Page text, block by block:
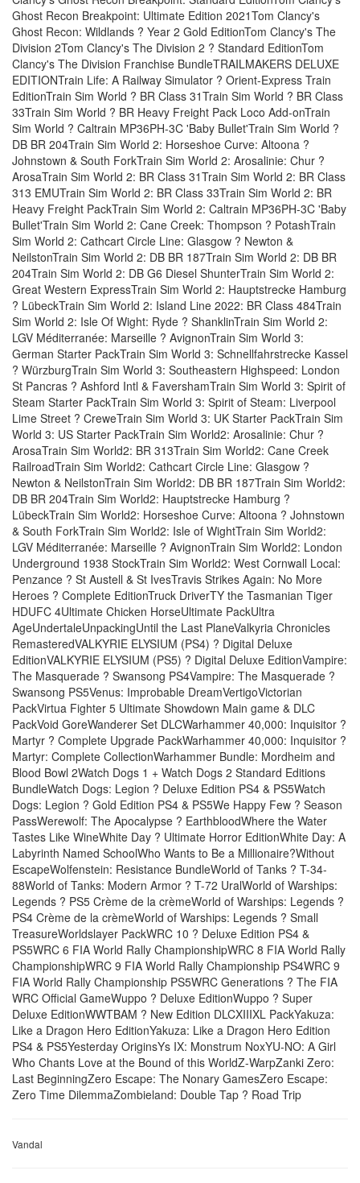
Ghost Recon Breakpoint: Ultimate Edition 2021Tom Clancy's
Ghost Recon: Wildlands ? Year 2 Gold EditionTom Clancy's The
Division 2Tom Clancy's The Division 2 ? Standard EditionTom
Clancy's The Division Franchise BundleTRAILMAKERS DELUXE
EDITIONTrain Life: A Railway Simulator ? Orient-Express Train
EditionTrain Sim World ? BR Class 31Train Sim World ? BR Class
33Train Sim World ? BR Heavy Freight Pack Loco Add-onTrain
Sim World ? Caltrain MP36PH-3C 'Baby Bullet'Train Sim World ?
DB BR 204Train Sim World 2: Horseshoe Curve: Altoona ?
Johnstown & South ForkTrain Sim World 2: Arosalinie: Chur ?
ArosaTrain Sim World 2: BR Class 31Train Sim World 2: BR Class
313 EMUTrain Sim World 2: BR Class 33Train Sim World 2: BR
Heavy Freight PackTrain Sim World 2: Caltrain MP36PH-3C 'Baby
Bullet'Train Sim World 2: Cane Creek: Thompson ? PotashTrain
Sim World 2: Cathcart Circle Line: Glasgow ? Newton &
NeilstonTrain Sim World 2: DB BR 187Train Sim World 2: DB BR
204Train Sim World 2: DB G6 Diesel ShunterTrain Sim World 2:
Great Western ExpressTrain Sim World 2: Hauptstrecke Hamburg
? LübeckTrain Sim World 2: Island Line 2022: BR Class 484Train
Sim World 2: Isle Of Wight: Ryde ? ShanklinTrain Sim World 2:
LGV Méditerranée: Marseille ? AvignonTrain Sim World 3:
German Starter PackTrain Sim World 3: Schnellfahrstrecke Kassel
? WürzburgTrain Sim World 3: Southeastern Highspeed: London
St Pancras ? Ashford Intl & FavershamTrain Sim World 3: Spirit of
Steam Starter PackTrain Sim World 3: Spirit of Steam: Liverpool
Lime Street ? CreweTrain Sim World 3: UK Starter PackTrain Sim
World 3: US Starter PackTrain Sim World2: Arosalinie: Chur ?
ArosaTrain Sim World2: BR 313Train Sim World2: Cane Creek
RailroadTrain Sim World2: Cathcart Circle Line: Glasgow ?
Newton & NeilstonTrain Sim World2: DB BR 187Train Sim World2:
DB BR 204Train Sim World2: Hauptstrecke Hamburg ?
LübeckTrain Sim World2: Horseshoe Curve: Altoona ? Johnstown
& South ForkTrain Sim World2: Isle of WightTrain Sim World2:
LGV Méditerranée: Marseille ? AvignonTrain Sim World2: London
Underground 1938 StockTrain Sim World2: West Cornwall Local:
Penzance ? St Austell & St IvesTravis Strikes Again: No More
Heroes ? Complete EditionTruck DriverTY the Tasmanian Tiger
HDUFC 4Ultimate Chicken HorseUltimate PackUltra
AgeUndertaleUnpackingUntil the Last PlaneValkyria Chronicles
RemasteredVALKYRIE ELYSIUM (PS4) ? Digital Deluxe
EditionVALKYRIE ELYSIUM (PS5) ? Digital Deluxe EditionVampire:
The Masquerade ? Swansong PS4Vampire: The Masquerade ?
Swansong PS5Venus: Improbable DreamVertigoVictorian
PackVirtua Fighter 5 Ultimate Showdown Main game & DLC
PackVoid GoreWanderer Set DLCWarhammer 40,000: Inquisitor ?
Martyr ? Complete Upgrade PackWarhammer 40,000: Inquisitor ?
Martyr: Complete CollectionWarhammer Bundle: Mordheim and
Blood Bowl 2Watch Dogs 1 + Watch Dogs 2 Standard Editions
BundleWatch Dogs: Legion ? Deluxe Edition PS4 & PS5Watch
Dogs: Legion ? Gold Edition PS4 & PS5We Happy Few ? Season
PassWerewolf: The Apocalypse ? EarthbloodWhere the Water
Tastes Like WineWhite Day ? Ultimate Horror EditionWhite Day: A
Labyrinth Named SchoolWho Wants to Be a Millionaire?Without
EscapeWolfenstein: Resistance BundleWorld of Tanks ? T-34-
88World of Tanks: Modern Armor ? T-72 UralWorld of Warships:
Legends ? PS5 Crème de la crèmeWorld of Warships: Legends ?
PS4 Crème de la crèmeWorld of Warships: Legends ? Small
TreasureWorldslayer PackWRC 10 ? Deluxe Edition PS4 &
PS5WRC 6 FIA World Rally ChampionshipWRC 8 FIA World Rally
ChampionshipWRC 9 FIA World Rally Championship PS4WRC 9
FIA World Rally Championship PS5WRC Generations ? The FIA
WRC Official GameWuppo ? Deluxe EditionWuppo ? Super
Deluxe EditionWWTBAM ? New Edition DLCXIIIXL PackYakuza:
Like a Dragon Hero EditionYakuza: Like a Dragon Hero Edition
PS4 & PS5Yesterday OriginsYs IX: Monstrum NoxYU-NO: A Girl
Who Chants Love at the Bound of this WorldZ-WarpZanki Zero:
Last BeginningZero Escape: The Nonary GamesZero Escape:
Zero Time DilemmaZombieland: Double Tap ? Road Trip
Vandal